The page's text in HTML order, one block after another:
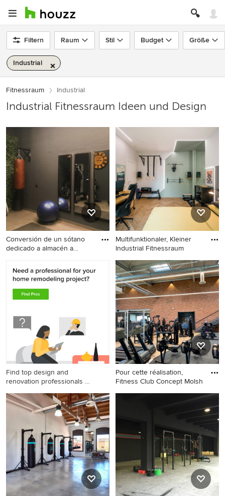
Filtern Raum Stil Budget Größe
Industrial
Fitnessraum Industrial
Industrial Fitnessraum Ideen und Design
Conversión de un sótano
dedicado a almacén a
Multifunktionaler, Kleiner
Industrial Fitnessraum mit
grauer Wandfarbe und
grauem Boden in Barcelona
Multifunktionaler, Kleiner
Industrial Fitnessraum
Multifunktionaler, Kleiner
Industrial Fitnessraum mit
grüner Wandfarbe und
hellem Holzboden in Mailand
Find top design and
renovation professionals on
Pour cette réalisation,
Fitness Club Concept Molsh
Industrial Kraftraum mit roter